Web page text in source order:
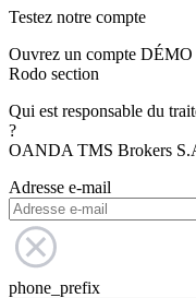
Testez notre compte
Ouvrez un compte DÉMO
Rodo section
Qui est responsable du
?
OANDA TMS Brokers
Adresse e-mail
phone_prefix